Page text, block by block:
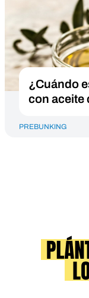
¿Cuándo
con aceite
PREBUNKING